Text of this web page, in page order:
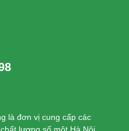
là đơn vị cung cấp các